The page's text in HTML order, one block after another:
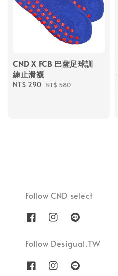
CND X FCB 巴薩足球訓
練止滑襪
Sale
NT$ 290 Regular
NT$ 580
Follow CND select
Follow Desigual.TW